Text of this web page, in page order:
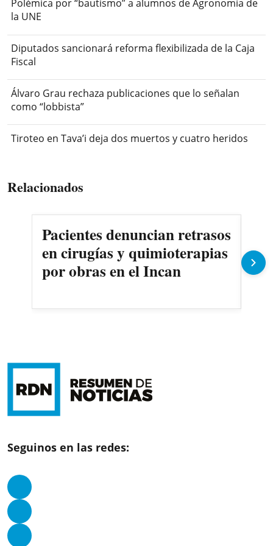
Polémica por “bautismo” a alumnos de Agronomía de
la UNE
Diputados sancionará reforma flexibilizada de la Caja
Fiscal
Álvaro Grau rechaza publicaciones que lo señalan
como “lobbista”
Tiroteo en Tava’i deja dos muertos y cuatro heridos
Relacionados
Pacientes denuncian retrasos
en cirugías y quimioterapias
por obras en el Incan
Seguinos en las redes: